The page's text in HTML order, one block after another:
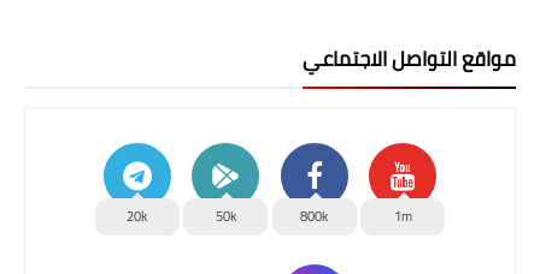
مواقع التواصل الاجتماعي
1m
800k
50k
20k